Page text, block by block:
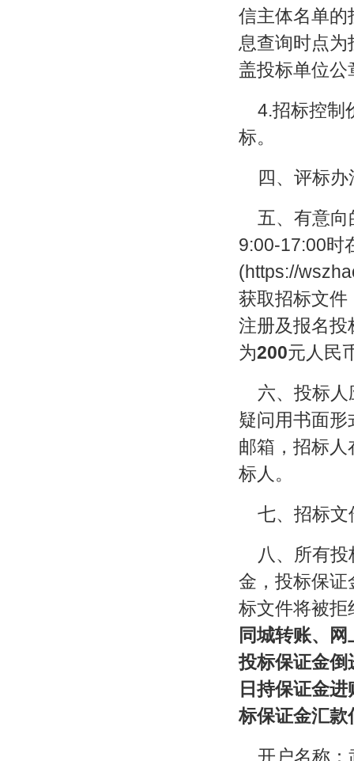
信主体名单的
息查询时点
盖投标单位公
4.招标控制
标。
四、评标
五、有意
9:00-17:00时
(https://
获取招标文件
注册及报名投
为200元人民
六、投标
疑问用书面
邮箱，招标
标人。
七、招标文
八、所有
金，投标保
标文件将被拒
同城转账、
投标保证金倒
日持保证金
标保证金汇款
开户名称：